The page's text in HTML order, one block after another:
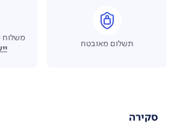
תשלום מאובטח
משלוח עד 2 ימי
סקירה